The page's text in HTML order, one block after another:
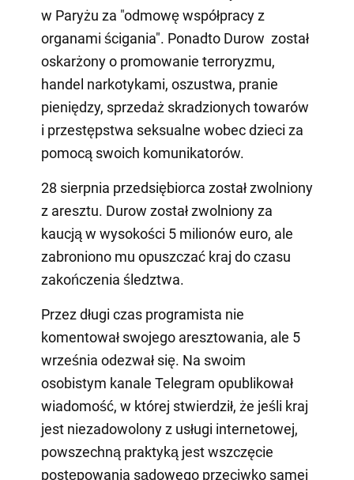
w Paryżu za "odmowę współpracy z
organami ścigania". Ponadto Durow został
oskarżony o promowanie terroryzmu,
handel narkotykami, oszustwa, pranie
pieniędzy, sprzedaż skradzionych towarów
i przestępstwa seksualne wobec dzieci za
pomocą swoich komunikatorów.
28 sierpnia przedsiębiorca został zwolniony
z aresztu. Durow został zwolniony za
kaucją w wysokości 5 milionów euro, ale
zabroniono mu opuszczać kraj do czasu
zakończenia śledztwa.
Przez długi czas programista nie
komentował swojego aresztowania, ale 5
września odezwał się. Na swoim
osobistym kanale Telegram opublikował
wiadomość, w której stwierdził, że jeśli kraj
jest niezadowolony z usługi internetowej,
powszechną praktyką jest wszczęcie
postępowania sądowego przeciwko samej